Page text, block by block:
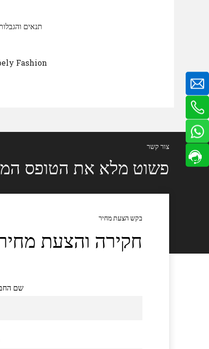
תנאים
צור קשר
פשוט מלא את הטופס
בקש הצעת מחיר
חקירה והצעת
שם